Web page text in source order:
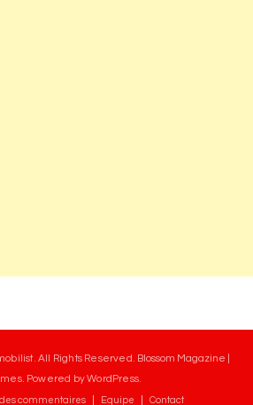
. All Rights Reserved. Blossom Magazine |
. Powered byWordPress
commentaires Equipe Contact